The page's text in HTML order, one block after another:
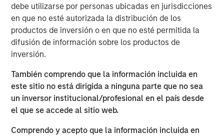
debe utilizarse por personas ubicadas en jurisdicciones
en que no esté autorizada la distribución de los
productos de inversión o en que no esté permitida la
difusión de información sobre los productos de
inversión.
También comprendo que la información incluida en
este sitio no está dirigida a ninguna parte que no sea
un inversor institucional/profesional en el país desde
el que se accede al sitio web.
Comprendo y acepto que la información incluida en
Listen here
About Private Capital Call
The only podcast for institutional investors and asset managers
of private capital around the world. Our conversations with
industry thought-leaders covers the economy, capital markets,
as well as private equity and private credit.
Morgan Stanley Capital Partners